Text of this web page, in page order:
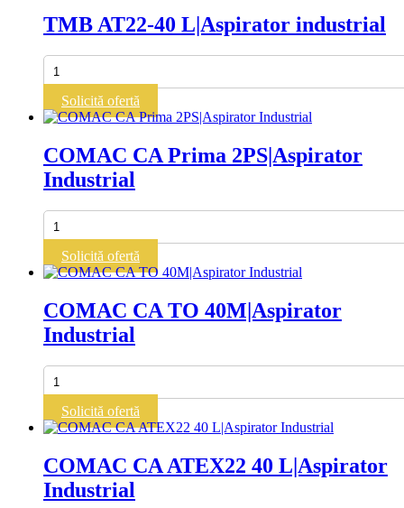
TMB AT22-40 L|Aspirator industrial
Cantitate
TMB
AT22-
40
L|Aspirator
Solicită ofertă
COMAC CA Prima 2PS|Aspirator
Industrial
Cantitate
COMAC
Prima
2PS|Aspirator
Solicită ofertă
COMAC CA TO 40M|Aspirator
Industrial
Cantitate
COMAC
TO
40M|Aspirator
Solicită ofertă
COMAC CA ATEX22 40 L|Aspirator
Industrial